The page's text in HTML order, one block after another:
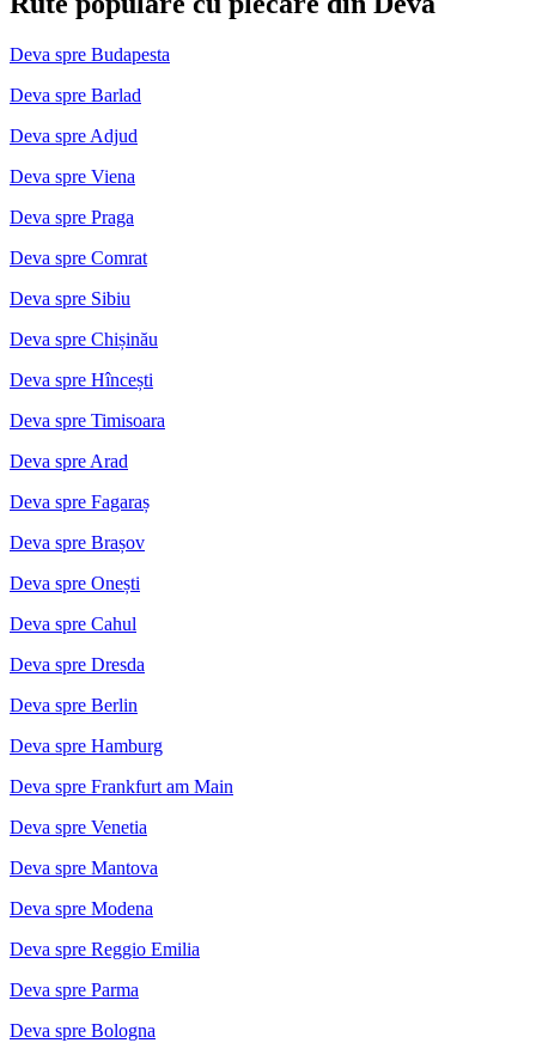
Deva spre Budapesta
Deva spre Barlad
Deva spre Adjud
Deva spre Viena
Deva spre Praga
Deva spre Comrat
Deva spre Sibiu
Deva spre Chișinău
Deva spre Hîncești
Deva spre Timisoara
Deva spre Arad
Deva spre Fagaraș
Deva spre Brașov
Deva spre Onești
Deva spre Cahul
Deva spre Dresda
Deva spre Berlin
Deva spre Hamburg
Deva spre Frankfurt am Main
Deva spre Venetia
Deva spre Mantova
Deva spre Modena
Deva spre Reggio Emilia
Deva spre Parma
Deva spre Bologna